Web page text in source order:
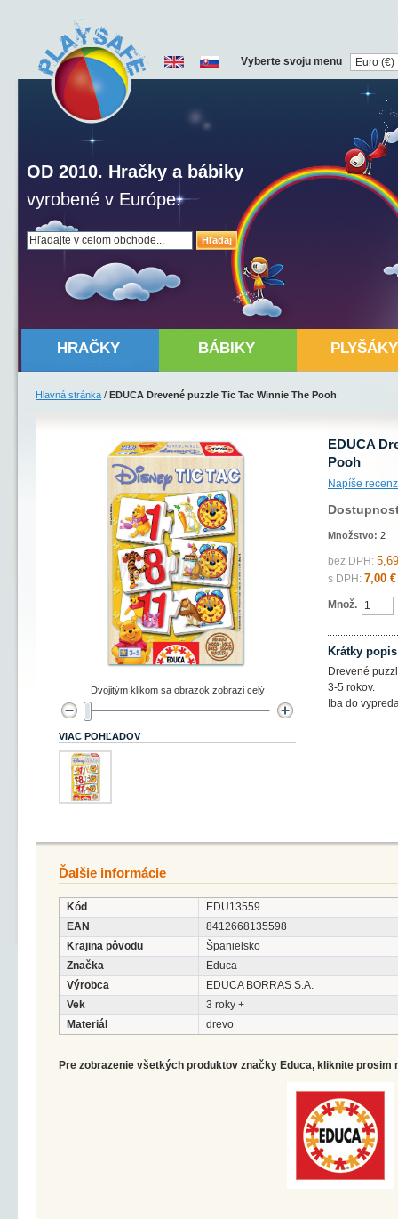
Hľadaj
OD 2010. Hračky a bábiky
vyrobené v Európe.
Vyberte svoju menu
HRAČKY BÁBIKY PLYŠÁKY
Hlavná stránka / EDUCA Drevené puzzle Tic Tac Winnie The Pooh
EDUCA
Pooh
Napíše
Množstvo: 2
bez DPH:
s DPH: 7,00 €
Množ.
Krátky popis
Drevené
3-5 rokov.
Iba do
Dvojitým klikom sa obrazok zobrazi celý
VIAC POHĽADOV
Ďalšie informácie
Kód
EDU13559
EAN
8412668135598
Krajina pôvodu
Španielsko
Značka
Educa
Výrobca
EDUCA BORRAS S.A.
Vek
3 roky +
Materiál
drevo
Pre zobrazenie všetkých produktov značky Educa, kliknite prosim